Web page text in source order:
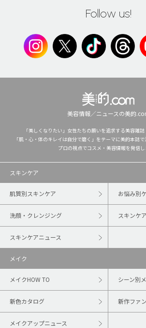
Follow us!
美容情報／ニュースの美的
「美しくなりたい」女性たちの願いを追求する美容雑誌
「肌・心・体のキレイは自分で磨く」をテーマに美的本誌
プロの視点でコスメ・美容情報を発信し
スキンケア
肌質別スキンケア お悩み別
洗顔・クレンジング スキンケ
スキンケアニュース
メイク
メイクHOW TO シーン別
新色カタログ 新作ファ
メイクアップニュース